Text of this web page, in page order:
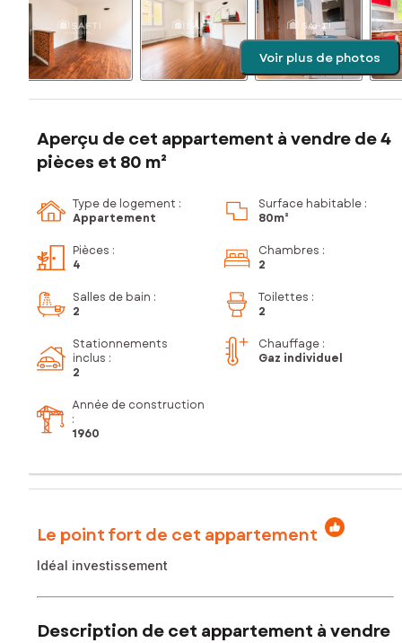
Voir plus de photos
Aperçu de cet appartement à vendre de 4
pièces et 80 m²
Type de logement :
Appartement
Surface habitable :
80m²
Pièces :
4
Chambres :
2
Salles de bain :
2
Toilettes :
2
Stationnements
inclus :
2
Chauffage :
Gaz individuel
Année de construction
:
1960
Le point fort de cet appartement
Idéal investissement
Description de cet appartement à vendre